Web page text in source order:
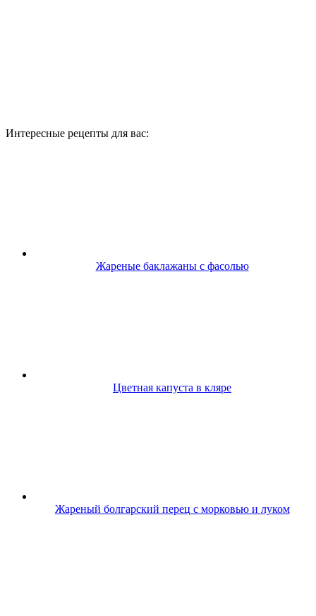
Интересные рецепты для вас:
Жареные баклажаны с фасолью
Цветная капуста в кляре
Жареный болгарский перец с морковью и луком